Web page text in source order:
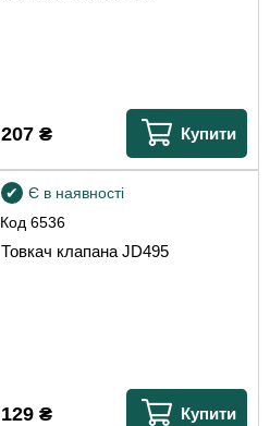
207₴ Купити
Код6536
Є в наявності
Товкач клапана JD495
129₴ Купити